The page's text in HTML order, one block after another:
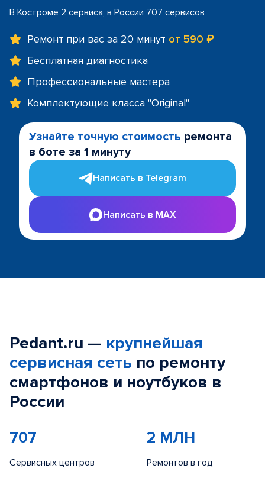
В Костроме 2 сервиса, в России 707 сервисов
Ремонт при вас за 20 минут от 590 ₽
Бесплатная диагностика
Профессиональные мастера
Комплектующие класса "Original"
Узнайте точную стоимость ремонта
в боте за 1 минуту
Написать в Telegram
Написать в MAX
Pedant.ru — крупнейшая
сервисная сеть по ремонту
смартфонов и ноутбуков в
России
707
Сервисных центров
2 МЛН
Ремонтов в год